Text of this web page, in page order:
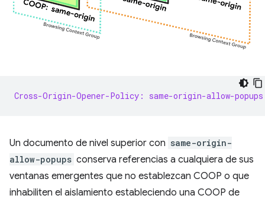
Cross-Origin-Opener-Policy: same-origin-allow-popups
Un documento de nivel superior con same-origin-
allow-popups conserva referencias a cualquiera de sus
ventanas emergentes que no establezcan COOP o que
inhabiliten el aislamiento estableciendo una COOP de